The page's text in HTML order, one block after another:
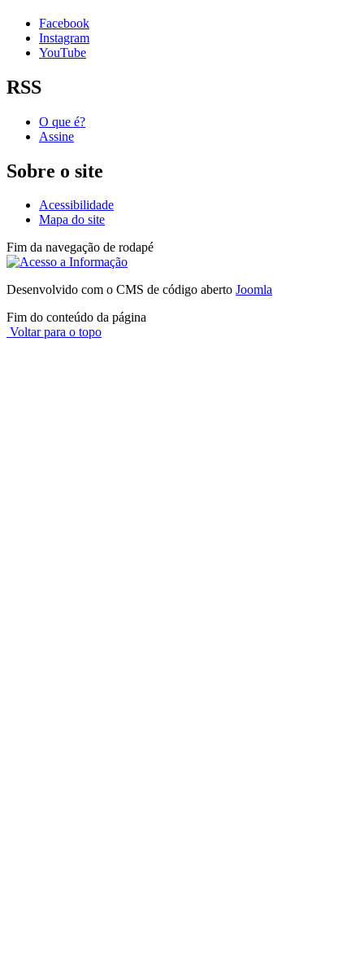
Facebook
Instagram
YouTube
RSS
O que é?
Assine
Sobre o site
Acessibilidade
Mapa do site
Fim da navegação de rodapé
Desenvolvido com o CMS de código aberto Joomla
Fim do conteúdo da página
Voltar para o topo